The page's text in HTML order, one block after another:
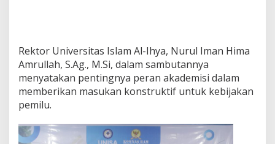
Rektor Universitas Islam Al-Ihya, Nurul Iman Hima
Amrullah, S.Ag., M.Si, dalam sambutannya
menyatakan pentingnya peran akademisi dalam
memberikan masukan konstruktif untuk kebijakan
pemilu.